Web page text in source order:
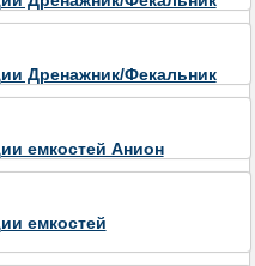
Дренажник/Фекальник
емкостей Анион
емкостей